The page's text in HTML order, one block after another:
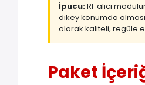
İpucu:RF alıcı
dikey konumda
olarak kaliteli, regüle
Paket